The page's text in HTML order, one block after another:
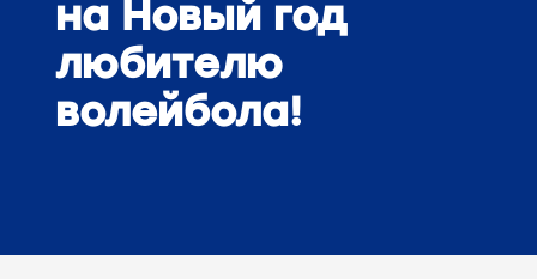
на Новый год
любителю
волейбола!